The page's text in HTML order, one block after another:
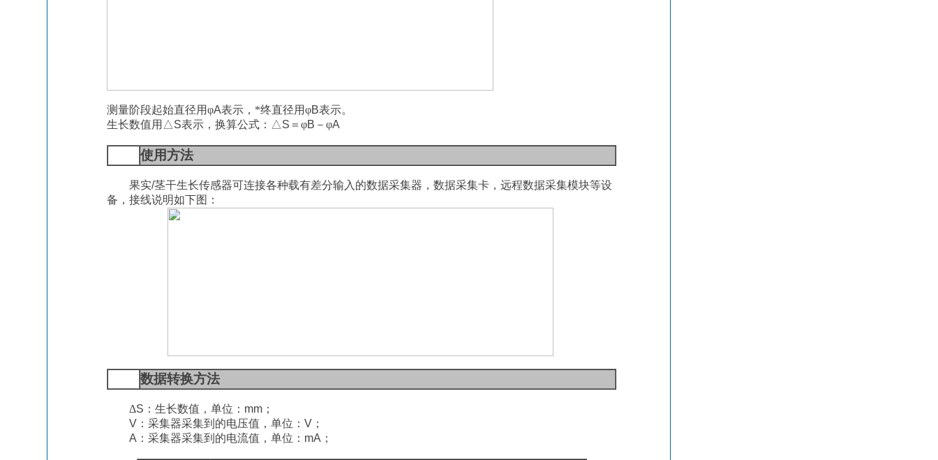
测量阶段起始直径用φA表示，*终直径用φB表示。
生长数值用 △S表示，换算公式： △S ＝ φB － φA
使用方法
果实/茎干生长传感器可连接各种载有差分输入的数据采集器，数据采集卡，远程数据采集模块等设
备 ，接线说明如下图：
数据转换方法
ΔS ： 生长数值，单位： mm ；
V ：采集器采集到的电压值，单位： V ；
A ：采集器采集到的电流值，单位： mA ；